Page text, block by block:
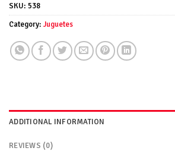
SKU: 538
Category: Juguetes
ADDITIONAL INFORMATION
REVIEWS (0)